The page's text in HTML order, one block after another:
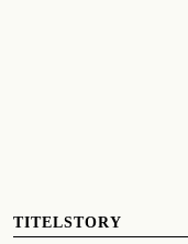
TITELSTORY